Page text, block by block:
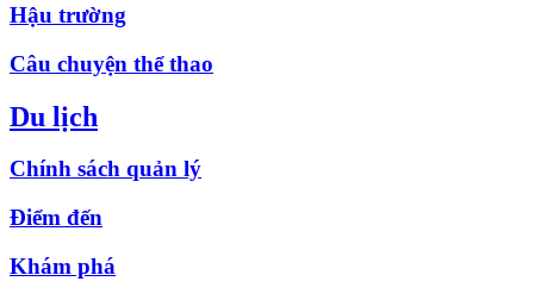
Hậu trường
Câu chuyện thể thao
Du lịch
Chính sách quản lý
Điểm đến
Khám phá